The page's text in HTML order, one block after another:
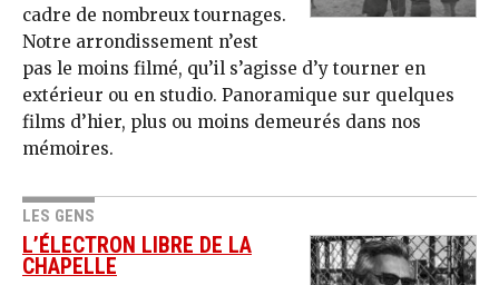
cadre de nombreux tournages.
Notre arrondissement n’est
pas le moins filmé, qu’il s’agisse d’y tourner en
extérieur ou en studio. Panoramique sur quelques
films d’hier, plus ou moins demeurés dans nos
mémoires.
LES GENS
L’ÉLECTRON LIBRE DE LA
CHAPELLE